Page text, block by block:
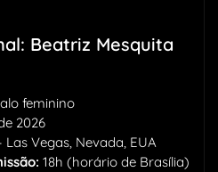
Beatriz Mesquita
feminino
2026
Vegas, Nevada, EUA
18h (horário de Brasília)